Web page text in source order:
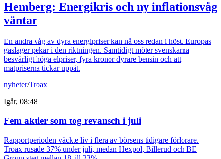
Hemberg: Energikris och ny inflationsvåg
väntar
En andra våg av dyra energipriser kan nå oss redan i höst. Europas
gaslager pekar i den riktningen. Samtidigt möter svenskarna
besvärligt höga elpriser, fyra kronor dyrare bensin och att
matpriserna tickar uppåt.
nyheter/Troax
Igår, 08:48
Fem aktier som tog revansch i juli
Rapportperioden väckte liv i flera av börsens tidigare förlorare.
Troax rusade 37% under juli, medan Hexpol, Billerud och BE